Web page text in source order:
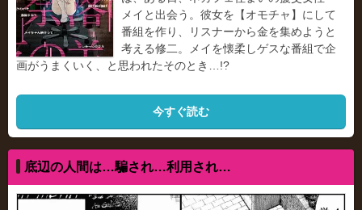
メイと出会う。彼女を【オモチャ】にして
番組を作り、リスナーから金を集めようと
考える修二。メイを懐柔しゲスな番組で企
画がうまくいく、と思われたそのとき…!?
今すぐ読む
底辺の人間は…騙され…利用され…